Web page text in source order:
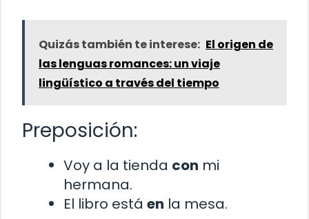
Quizás también te interese: El origen de
las lenguas romances: un viaje
lingüístico a través del tiempo
Preposición:
Voy a la tienda con mi
hermana.
El libro está en la mesa.